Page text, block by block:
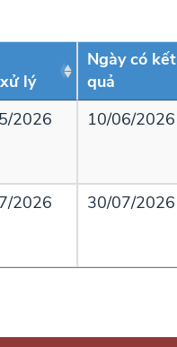
lý
Ngày có kết
quả
2026
10/06/2026
2026
30/07/2026